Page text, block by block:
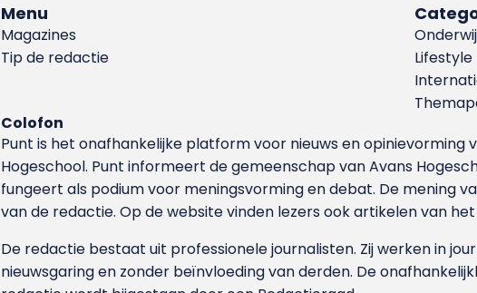
Menu
Magazines
Tip de redactie
Lifestyle
Colofon
Punt is het onafhankelijke platform voor nieuws en
Hoge­school. Punt informeert de gemeenschap van Avans
fungeert als podium voor meningsvorming en debat. De mening
van de redactie. Op de website vinden lezers ook artikelen van
De redactie bestaat uit professionele journalisten. Zij werken in
nieuwsgaring en zonder beïnvloeding van derden. De